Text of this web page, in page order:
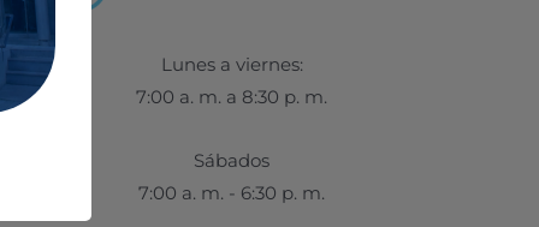
Lunes a viernes:
7:00 a. m. a 8:30 p. m.
Sábados
7:00 a. m. - 6:30 p. m.